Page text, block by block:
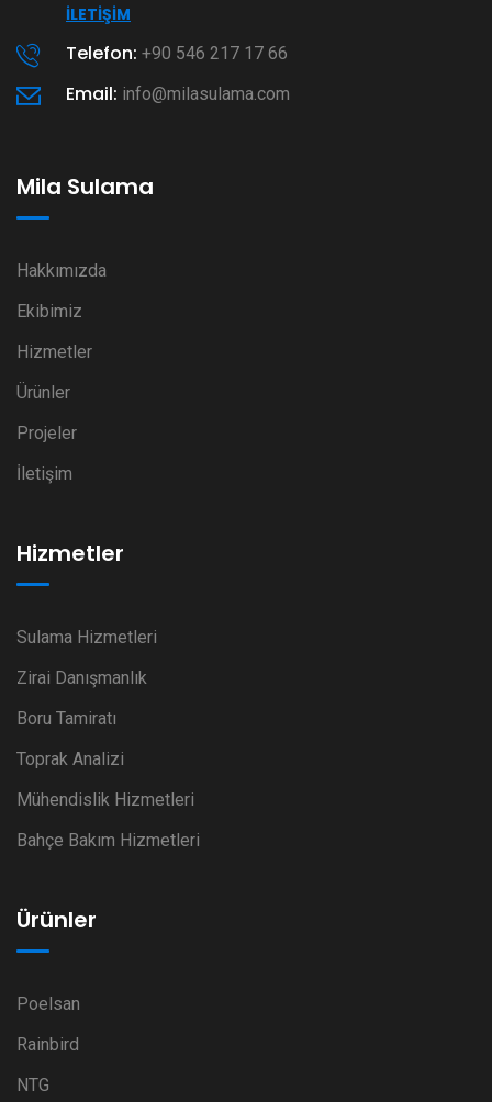
İLETIŞIM
Telefon: +90 546 217 17 66
Email: info@milasulama.com
Mila Sulama
Hakkımızda
Ekibimiz
Hizmetler
Ürünler
Projeler
İletişim
Hizmetler
Sulama Hizmetleri
Zirai Danışmanlık
Boru Tamiratı
Toprak Analizi
Mühendislik Hizmetleri
Bahçe Bakım Hizmetleri
Ürünler
Poelsan
Rainbird
NTG